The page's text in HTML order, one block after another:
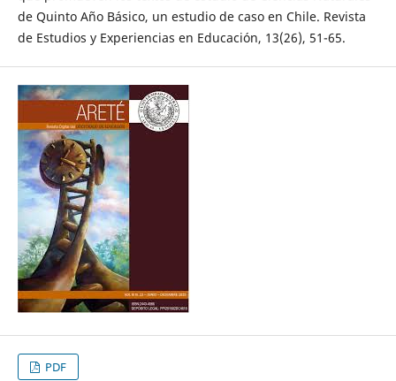
de Quinto Año Básico, un estudio de caso en Chile. Revista
de Estudios y Experiencias en Educación, 13(26), 51-65.
PDF